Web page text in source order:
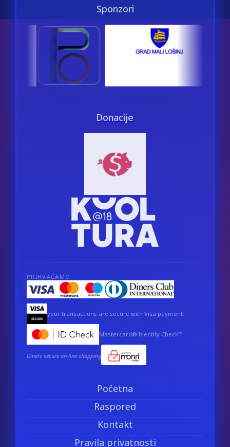
Sponzori
Donacije
PRIHVAĆAMO
your transactions are secure with Visa payment
Mastercard® Identity Check™
Diners secure on-line shopping
Početna
Raspored
Kontakt
Pravila privatnosti